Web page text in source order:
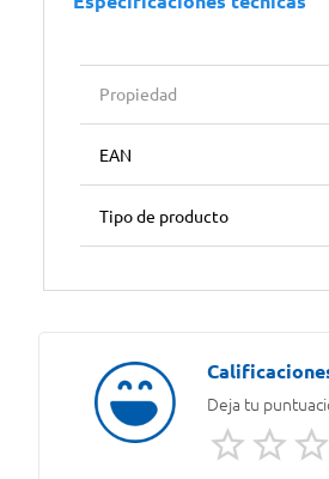
Propiedad
EAN
Tipo de producto
Deja tu